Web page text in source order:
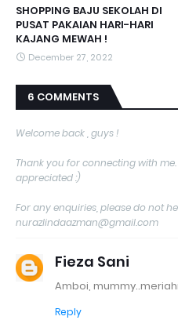
SHOPPING BAJU SEKOLAH DI
PUSAT PAKAIAN HARI-HARI
KAJANG MEWAH !
December 27, 2022
6 COMMENTS
Welcome back , guys !
Thank you for connecting with
appreciated :)
For any enquiries, please do not
nurazlindaazman@gmail.com
Fieza Sani
Amboi,
Reply